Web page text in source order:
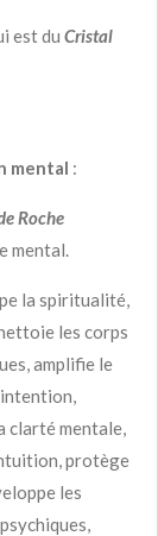
est du Cristal
mental :
Roche
mental.
la spiritualité,
les corps
amplifie le
clarté mentale,
protège
les